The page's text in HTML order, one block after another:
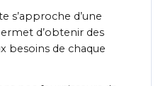
s’approche d’une
d’obtenir des
besoins de chaque